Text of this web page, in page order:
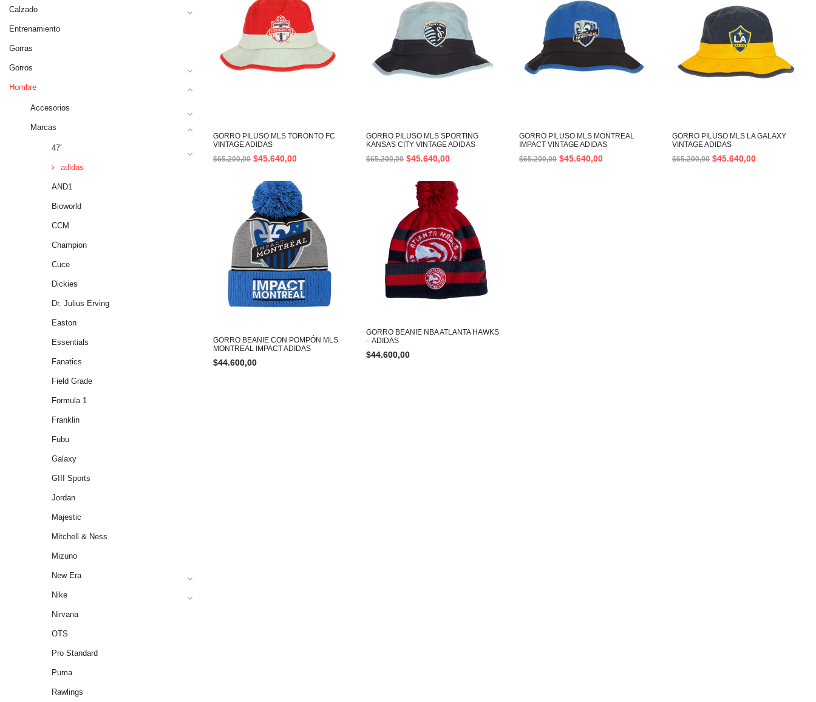
Calzado
Entrenamiento
Gorras
Gorros
Hombre
Accesorios
Marcas
47´
adidas
AND1
Bioworld
CCM
Champion
Cuce
Dickies
Dr. Julius Erving
Easton
Essentials
Fanatics
Field Grade
Formula 1
Franklin
Fubu
Galaxy
GIII Sports
Jordan
Majestic
Mitchell & Ness
Mizuno
New Era
Nike
Nirvana
OTS
Pro Standard
Puma
Rawlings
GORRO PILUSO MLS TORONTO FC
VINTAGE ADIDAS
$65.200,00 $45.640,00
GORRO PILUSO MLS SPORTING
KANSAS CITY VINTAGE ADIDAS
$65.200,00 $45.640,00
GORRO PILUSO MLS MONTREAL
IMPACT VINTAGE ADIDAS
$65.200,00 $45.640,00
GORRO PILUSO MLS LA GALAXY
VINTAGE ADIDAS
$65.200,00 $45.640,00
GORRO BEANIE CON POMPÓN MLS
MONTREAL IMPACT ADIDAS
$44.600,00
GORRO BEANIE NBA ATLANTA HAWKS
– ADIDAS
$44.600,00